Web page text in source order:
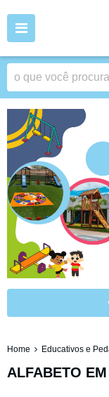
Home Educativos e
ALFABETO